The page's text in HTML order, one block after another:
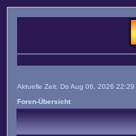
Aktuelle Zeit: Do Aug 06, 2026 22:29
Foren-Übersicht